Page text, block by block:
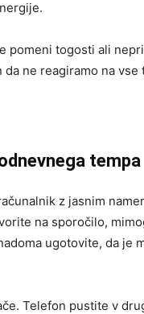
pomeni togosti ali
ne reagiramo na
tempa
z jasnim
na sporočilo,
ugotovite, da je
Telefon pustite v